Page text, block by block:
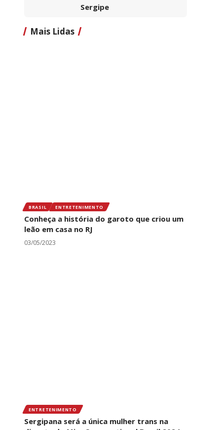
Sergipe
Mais Lidas
BRASIL ENTRETENIMENTO
Conheça a história do garoto que criou um
leão em casa no RJ
03/05/2023
ENTRETENIMENTO
Sergipana será a única mulher trans na